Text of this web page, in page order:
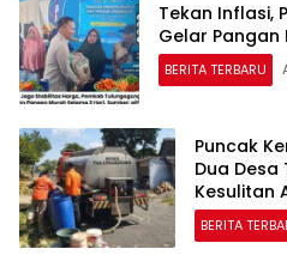
Tekan Inflasi,
Gelar Pangan
BERITA TERBARU
Puncak
Dua
Kesulitan
BERITA